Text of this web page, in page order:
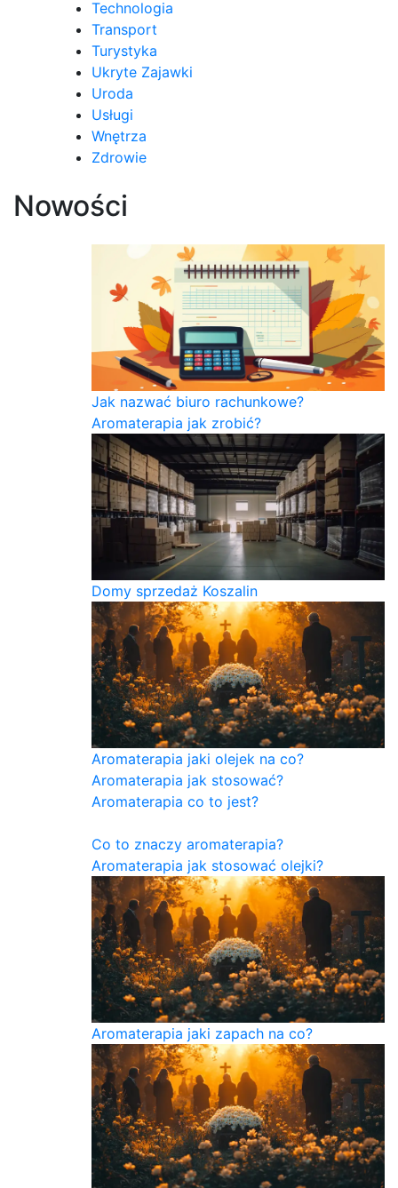
Technologia
Transport
Turystyka
Ukryte Zajawki
Uroda
Usługi
Wnętrza
Zdrowie
Nowości
Jak nazwać biuro rachunkowe?
Aromaterapia jak zrobić?
Domy sprzedaż Koszalin
Aromaterapia jaki olejek na co?
Aromaterapia jak stosować?
Aromaterapia co to jest?
Co to znaczy aromaterapia?
Aromaterapia jak stosować olejki?
Aromaterapia jaki zapach na co?